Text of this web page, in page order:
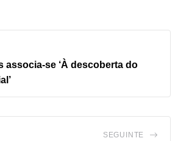
associa-se ‘À descoberta do
SEGUINTE